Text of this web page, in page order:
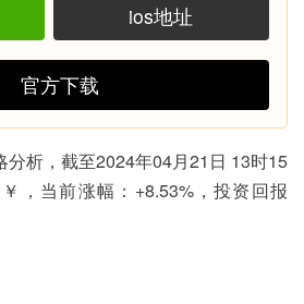
ios地址
官方下载
分析，截至2024年04月21日 13时15
，当前涨幅：+8.53%，投资回报